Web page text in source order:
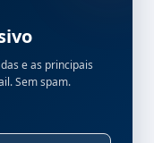
e as principais
Sem spam.